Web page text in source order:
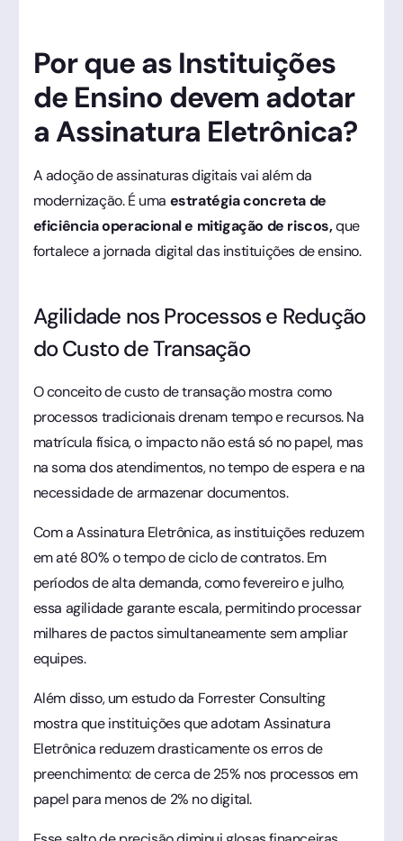
Por que as Instituições
de Ensino devem adotar
a Assinatura Eletrônica?
A adoção de assinaturas digitais vai além da
modernização. É uma estratégia concreta de
eficiência operacional e mitigação de riscos,que
fortalece a jornada digital das instituições de ensino.
Agilidade nos Processos e Redução
do Custo de Transação
O conceito de custo de transação mostra como
processos tradicionais drenam tempo e recursos. Na
matrícula física, o impacto não está só no papel, mas
na soma dos atendimentos, no tempo de espera e na
necessidade de armazenar documentos.
Com a Assinatura Eletrônica, as instituições reduzem
em até 80% o tempo de ciclo de contratos. Em
períodos de alta demanda, como fevereiro e julho,
essa agilidade garante escala, permitindo processar
milhares de pactos simultaneamente sem ampliar
equipes.
Além disso, um estudo da Forrester Consulting
mostra que instituições que adotam Assinatura
Eletrônica reduzem drasticamente os erros de
preenchimento: de cerca de 25% nos processos em
papel para menos de 2% no digital.